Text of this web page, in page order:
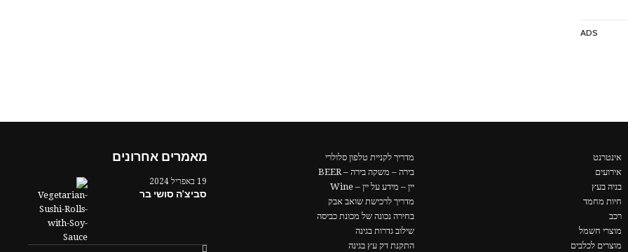
ADS
מאמרים אחרונים
19 באפריל 2024
סביצ'ה סושי בר
מדריך לקניית טלפון סלולרי
בירה – משקה בירה – BEER
יין – מידע על יין – Wine
מדריך לרכישת שואב אבק
בחירה נכונה של מכונת כביסה
שילוב גדרות בגינה
התקנת דק עץ בגינה
אינטרנט
אירועים
בניה בעץ
חיות מחמד
רכב
מוצרי חשמל
מוצרים לכלבים